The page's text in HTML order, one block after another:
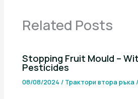
Related Posts
Stopping Fruit Mould –
Pesticides
08/08/2024/ Трактори втора ръка